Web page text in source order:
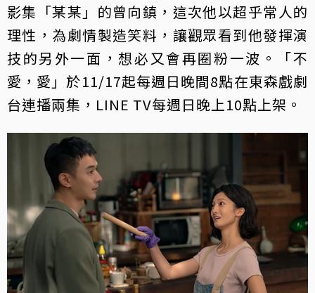
影集「某某」的曾向鎮，這次他以超乎常人的
理性，為劇情製造笑料，讓觀眾看到他發揮演
技的另外一面，想必又會再圈粉一波。「不
愛，愛」於11/17起每週日晚間8點在東森戲劇
台連播兩集，LINE TV每週日晚上10點上架。